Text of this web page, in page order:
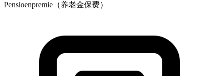
Pensioenpremie（养老金保费）